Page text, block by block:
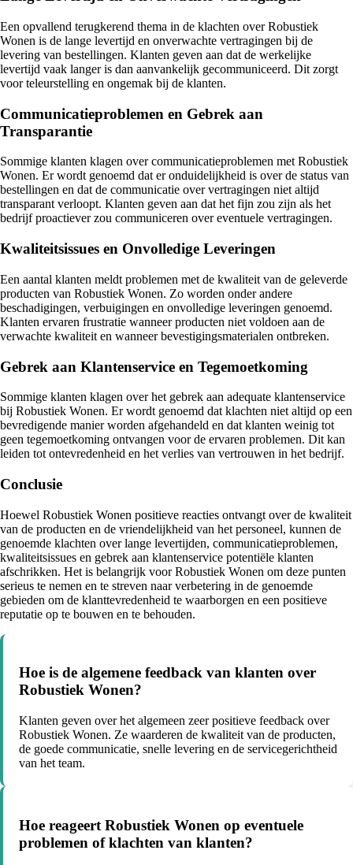
Een opvallend terugkerend thema in de klachten over Robustiek
Wonen is de lange levertijd en onverwachte vertragingen bij de
levering van bestellingen. Klanten geven aan dat de werkelijke
levertijd vaak langer is dan aanvankelijk gecommuniceerd. Dit zorgt
voor teleurstelling en ongemak bij de klanten.
Communicatieproblemen en Gebrek aan
Transparantie
Sommige klanten klagen over communicatieproblemen met Robustiek
Wonen. Er wordt genoemd dat er onduidelijkheid is over de status van
bestellingen en dat de communicatie over vertragingen niet altijd
transparant verloopt. Klanten geven aan dat het fijn zou zijn als het
bedrijf proactiever zou communiceren over eventuele vertragingen.
Kwaliteitsissues en Onvolledige Leveringen
Een aantal klanten meldt problemen met de kwaliteit van de geleverde
producten van Robustiek Wonen. Zo worden onder andere
beschadigingen, verbuigingen en onvolledige leveringen genoemd.
Klanten ervaren frustratie wanneer producten niet voldoen aan de
verwachte kwaliteit en wanneer bevestigingsmaterialen ontbreken.
Gebrek aan Klantenservice en Tegemoetkoming
Sommige klanten klagen over het gebrek aan adequate klantenservice
bij Robustiek Wonen. Er wordt genoemd dat klachten niet altijd op een
bevredigende manier worden afgehandeld en dat klanten weinig tot
geen tegemoetkoming ontvangen voor de ervaren problemen. Dit kan
leiden tot ontevredenheid en het verlies van vertrouwen in het bedrijf.
Conclusie
Hoewel Robustiek Wonen positieve reacties ontvangt over de kwaliteit
van de producten en de vriendelijkheid van het personeel, kunnen de
genoemde klachten over lange levertijden, communicatieproblemen,
kwaliteitsissues en gebrek aan klantenservice potentiële klanten
afschrikken. Het is belangrijk voor Robustiek Wonen om deze punten
serieus te nemen en te streven naar verbetering in de genoemde
gebieden om de klanttevredenheid te waarborgen en een positieve
reputatie op te bouwen en te behouden.
Hoe is de algemene feedback van klanten over
Robustiek Wonen?
Klanten geven over het algemeen zeer positieve feedback over
Robustiek Wonen. Ze waarderen de kwaliteit van de producten,
de goede communicatie, snelle levering en de servicegerichtheid
van het team.
Hoe reageert Robustiek Wonen op eventuele
problemen of klachten van klanten?